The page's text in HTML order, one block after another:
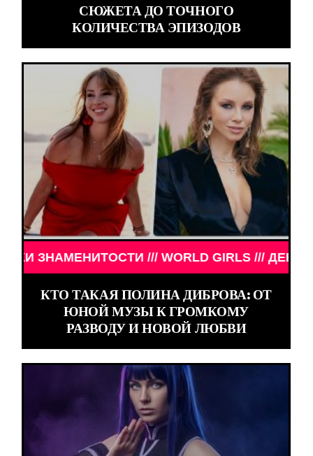
СЮЖЕТА ДО ТОЧНОГО
КОЛИЧЕСТВА ЭПИЗОДОВ
/// WORLD GIRLS /// ДЕВУШКИ
КТО ТАКАЯ ПОЛИНА ДИБРОВА: ОТ
ЮНОЙ МУЗЫ К ГРОМКОМУ
РАЗВОДУ И НОВОЙ ЛЮБВИ